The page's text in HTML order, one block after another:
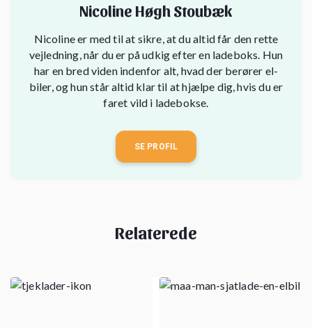
Nicoline Høgh Stoubæk
Nicoline er med til at sikre, at du altid får den rette
vejledning, når du er på udkig efter en ladeboks. Hun
har en bred viden indenfor alt, hvad der berører el-
biler, og hun står altid klar til at hjælpe dig, hvis du er
faret vild i ladebokse.
SE PROFIL
Relaterede